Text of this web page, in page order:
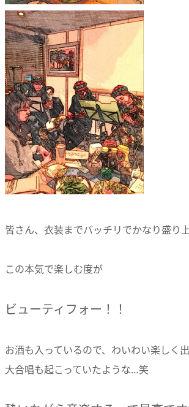
皆さん、衣装までバッチリでかなり盛り
この本気で楽しむ度が
ビューティフォー！！
お酒も入っているので、わいわい楽しく
大合唱も起こっていたような…笑